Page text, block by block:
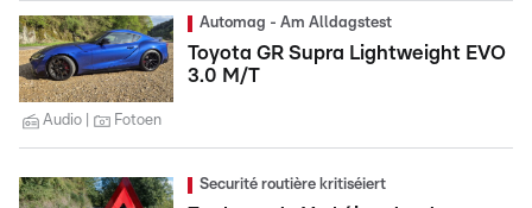
Automag - Am Alldagstest
Toyota GR Supra Lightweight EVO
3.0 M/T
Audio Fotoen
Securité routière kritiséiert